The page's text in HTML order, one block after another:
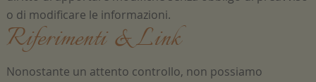
o di modificare le informazioni.
Riferimenti & Link
Nonostante un attento controllo, non possiamo